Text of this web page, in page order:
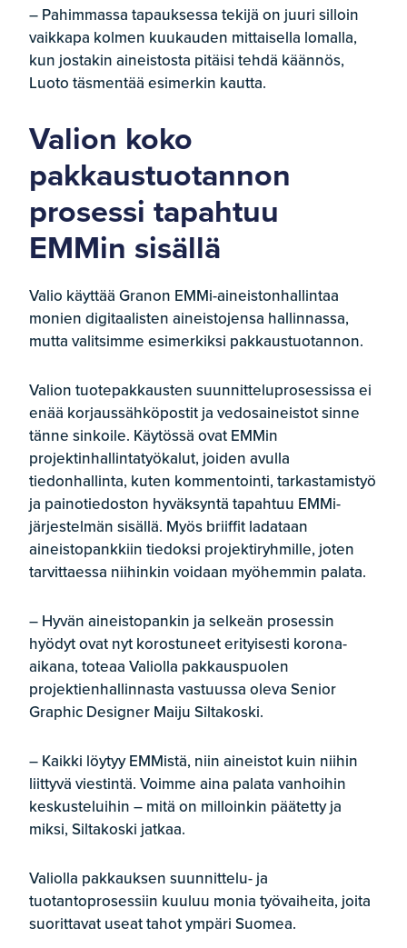
– Pahimmassa tapauksessa tekijä on juuri silloin
vaikkapa kolmen kuukauden mittaisella lomalla,
kun jostakin aineistosta pitäisi tehdä käännös,
Luoto täsmentää esimerkin kautta.
Valion koko
pakkaustuotannon
prosessi tapahtuu
EMMin sisällä
Valio käyttää Granon EMMi-aineistonhallintaa
monien digitaalisten aineistojensa hallinnassa,
mutta valitsimme esimerkiksi pakkaustuotannon.
Valion tuotepakkausten suunnitteluprosessissa ei
enää korjaussähköpostit ja vedosaineistot sinne
tänne sinkoile. Käytössä ovat EMMin
projektinhallintatyökalut, joiden avulla
tiedonhallinta, kuten kommentointi, tarkastamistyö
ja painotiedoston hyväksyntä tapahtuu EMMi-
järjestelmän sisällä. Myös briiffit ladataan
aineistopankkiin tiedoksi projektiryhmille, joten
tarvittaessa niihinkin voidaan myöhemmin palata.
– Hyvän aineistopankin ja selkeän prosessin
hyödyt ovat nyt korostuneet erityisesti korona-
aikana, toteaa Valiolla pakkauspuolen
projektienhallinnasta vastuussa oleva Senior
Graphic Designer Maiju Siltakoski.
– Kaikki löytyy EMMistä, niin aineistot kuin niihin
liittyvä viestintä. Voimme aina palata vanhoihin
keskusteluihin – mitä on milloinkin päätetty ja
miksi, Siltakoski jatkaa.
Valiolla pakkauksen suunnittelu- ja
tuotantoprosessiin kuuluu monia työvaiheita, joita
suorittavat useat tahot ympäri Suomea.